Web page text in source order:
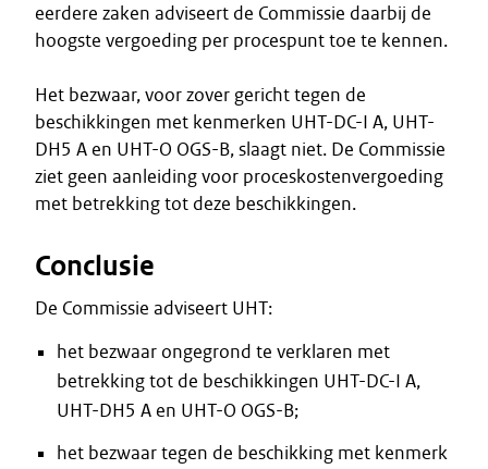
eerdere zaken adviseert de Commissie daarbij de
hoogste vergoeding per procespunt toe te kennen.
Het bezwaar, voor zover gericht tegen de
beschikkingen met kenmerken UHT-DC-I A, UHT-
DH5 A en UHT-O OGS-B, slaagt niet. De Commissie
ziet geen aanleiding voor proceskostenvergoeding
met betrekking tot deze beschikkingen.
Conclusie
De Commissie adviseert UHT:
het bezwaar ongegrond te verklaren met
betrekking tot de beschikkingen UHT-DC-I A,
UHT-DH5 A en UHT-O OGS-B;
het bezwaar tegen de beschikking met kenmerk